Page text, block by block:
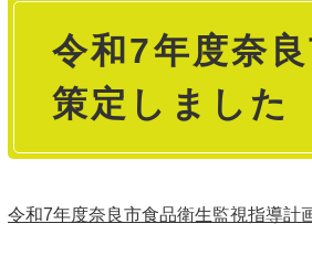
本
令和7年度奈
策定しました
令和7年度奈良市食品衛生監視指導計